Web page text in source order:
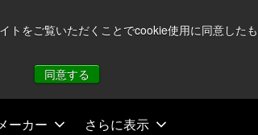
をご覧いただくことでcookie使用に同意した
同意する
メーカー さらに表示